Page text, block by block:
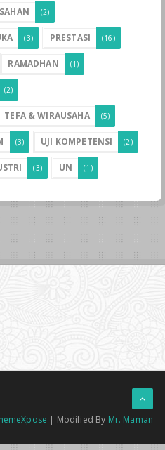
(2)
(3) PRESTASI (16)
RAMADHAN (1)
(2)
TEFA & WIRAUSAHA (5)
(3) UJI KOMPETENSI (2)
(3) UN (1)
| Modified By Mr. Maman